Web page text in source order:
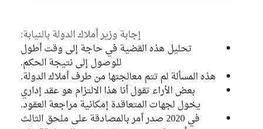
إجابة وزير أملاك الدولة بالنيابة:
تحليل هذه القضية في حاجة إلى وقت أطول
للوصول إلى نتيجة الحكم.
هذه المسألة لم تتم معالجتها من طرف أملاك الدولة.
بعض الأراء تقول أنا هذا الالتزام هو عقد إداري
يخول لجهات المتعاقدة إمكانية مراجعة العقود.
في 2020 صدر أمر بالمصادقة على ملحق الثالث